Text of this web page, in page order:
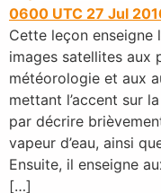
0600 UTC 27 Jul
Cette leçon enseigne
images satellites aux
météorologie et aux
mettant l’accent sur
par décrire
vapeur d’eau, ainsi
Ensuite, il enseigne
[…]